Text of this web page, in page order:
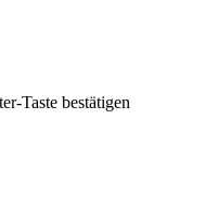
Taste bestätigen